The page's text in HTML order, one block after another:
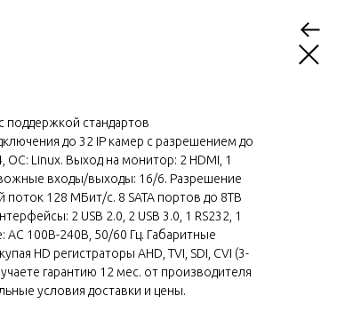
поддержкой стандартов
до 32 IP камер с разрешением до
ОС: Linux. Выход на монитор: 2 HDMI, 1
входы/выходы: 16/6. Разрешение
128 МБит/с. 8 SATA портов до 8TB
2 USB 2.0, 2 USB 3.0, 1 RS232, 1
AC 100В-240В, 50/60 Гц. Габаритные
HD регистраторы AHD, TVI, SDI, CVI (3-
гарантию 12 мес. от производителя
условия доставки и цены.